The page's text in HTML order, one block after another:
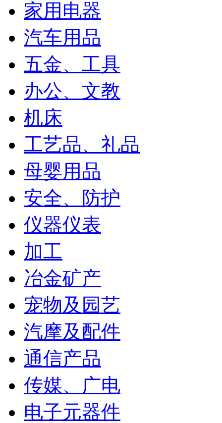
家用电器
汽车用品
五金、工具
办公、文教
机床
工艺品、礼品
母婴用品
安全、防护
仪器仪表
加工
冶金矿产
宠物及园艺
汽摩及配件
通信产品
传媒、广电
电子元器件